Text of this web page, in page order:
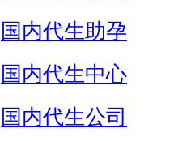
国内代生助孕
国内代生中心
国内代生公司